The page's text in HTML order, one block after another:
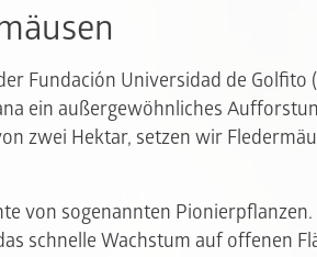
Fundación Universidad de Golfito
ein außergewöhnliches
zwei Hektar, setzen wir
von sogenannten
schnelle Wachstum auf offenen